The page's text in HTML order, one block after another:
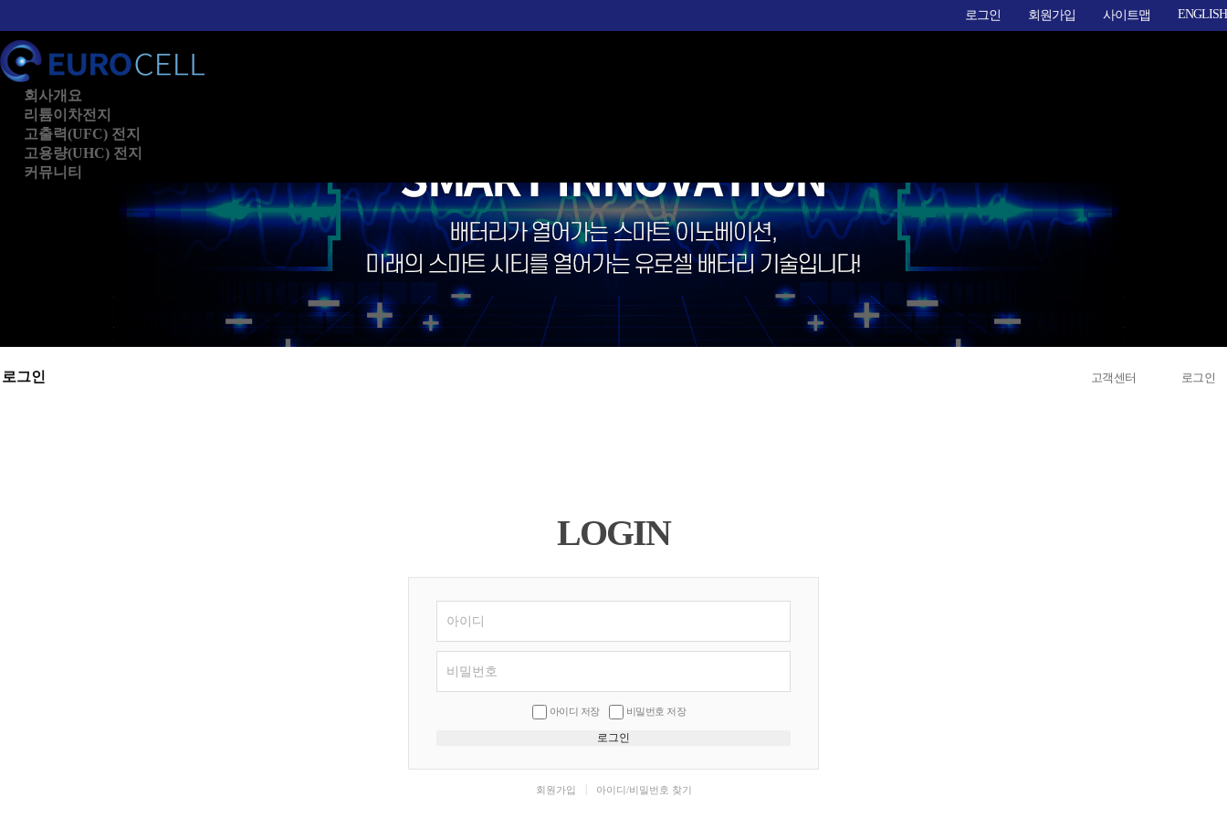
로그인 회원가입 사이트맵 ENGLISH
회사개요
리튬이차전지
고출력(UFC) 전지
고용량(UHC) 전지
커뮤니티
로그인 고객센터 로그인
LOGIN
아이디 저장 비밀번호 저장
회원가입 아이디/비밀번호 찾기